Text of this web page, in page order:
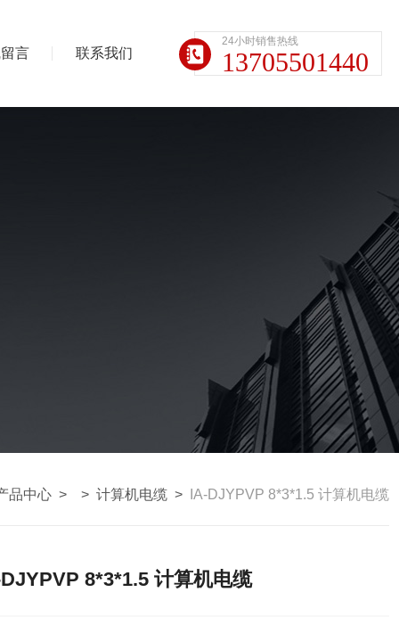
言 联系我们
24小时销售热线
13705501440
品中心 > > 计算机电缆 > IA-DJYPVP 8*3*1.5 计算机电缆
8*3*1.5 计算机电缆